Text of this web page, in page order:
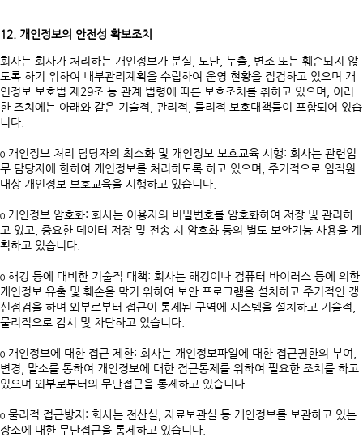
12. 개인정보의 안전성 확보조치
회사는 회사가 처리하는 개인정보가 분실, 도난, 누출, 변조 또는 훼손되지 않
도록 하기 위하여 내부관리계획을 수립하여 운영 현황을 점검하고 있으며 개
인정보 보호법 제29조 등 관계 법령에 따른 보호조치를 취하고 있으며, 이러
한 조치에는 아래와 같은 기술적, 관리적, 물리적 보호대책들이 포함되어 있습
니다.
ο 개인정보 처리 담당자의 최소화 및 개인정보 보호교육 시행: 회사는 관련업
무 담당자에 한하여 개인정보를 처리하도록 하고 있으며, 주기적으로 임직원
대상 개인정보 보호교육을 시행하고 있습니다.
ο 개인정보 암호화: 회사는 이용자의 비밀번호를 암호화하여 저장 및 관리하
고 있고, 중요한 데이터 저장 및 전송 시 암호화 등의 별도 보안기능 사용을 계
획하고 있습니다.
ο 해킹 등에 대비한 기술적 대책: 회사는 해킹이나 컴퓨터 바이러스 등에 의한
개인정보 유출 및 훼손을 막기 위하여 보안 프로그램을 설치하고 주기적인 갱
신점검을 하며 외부로부터 접근이 통제된 구역에 시스템을 설치하고 기술적,
물리적으로 감시 및 차단하고 있습니다.
ο 개인정보에 대한 접근 제한: 회사는 개인정보파일에 대한 접근권한의 부여,
변경, 말소를 통하여 개인정보에 대한 접근통제를 위하여 필요한 조치를 하고
있으며 외부로부터의 무단접근을 통제하고 있습니다.
ο 물리적 접근방지: 회사는 전산실, 자료보관실 등 개인정보를 보관하고 있는
장소에 대한 무단접근을 통제하고 있습니다.